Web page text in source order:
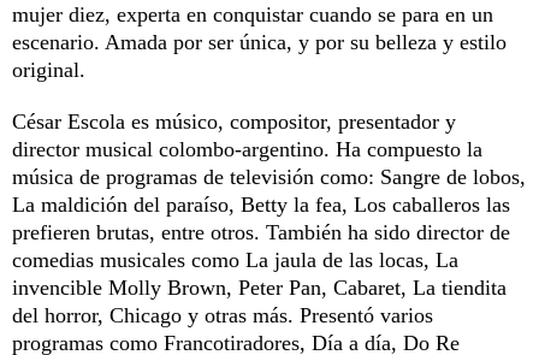
mujer diez, experta en conquistar cuando se para en un
escenario. Amada por ser única, y por su belleza y estilo
original.
César Escola es músico, compositor, presentador y
director musical colombo-argentino. Ha compuesto la
música de programas de televisión como: Sangre de lobos,
La maldición del paraíso, Betty la fea, Los caballeros las
prefieren brutas, entre otros. También ha sido director de
comedias musicales como La jaula de las locas, La
invencible Molly Brown, Peter Pan, Cabaret, La tiendita
del horror, Chicago y otras más. Presentó varios
programas como Francotiradores, Día a día, Do Re